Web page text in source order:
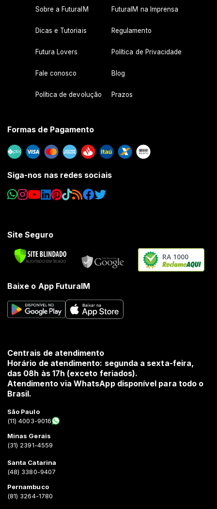
Sobre a FuturaIM FuturaIM na Imprensa
Dicas e Tutoriais Regulamento
Futura Lovers Política de Privacidade
Fale conosco Blog
Política de devolução Prazos
Formas de Pagamento
Siga-nos nas redes sociais
Site Seguro
RA 1000
Baixe o App FuturaIM
Centrais de atendimento
Horário de atendimento: segunda a sexta-feira,
das 08h às 17h (exceto feriados).
Atendimento via WhatsApp disponível para todo o
Brasil.
São Paulo
(11) 4003-9016
Minas Gerais
(31) 2391-4559
Santa Catarina
(48) 3380-9407
Pernambuco
(81) 3264-1780